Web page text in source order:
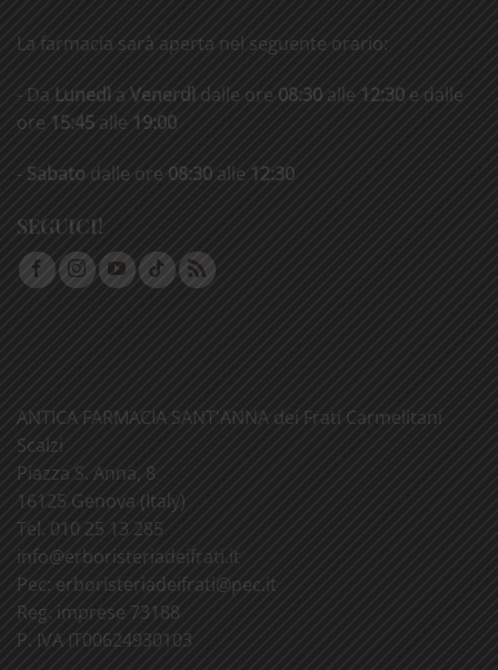
La farmacia sarà aperta nel seguente orario:
- Da Lunedì a Venerdì dalle ore 08:30 alle 12:30 e dalle
ore 15:45 alle 19:00
- Sabato dalle ore 08:30 alle 12:30
SEGUICI!
ANTICA FARMACIA SANT'ANNA dei Frati Carmelitani
Scalzi
Piazza S. Anna, 8
16125 Genova (Italy)
Tel. 010 25 13 285
info@erboristeriadeifrati.it
Pec: erboristeriadeifrati@pec.it
Reg. imprese 73188
P. IVA IT00624930103